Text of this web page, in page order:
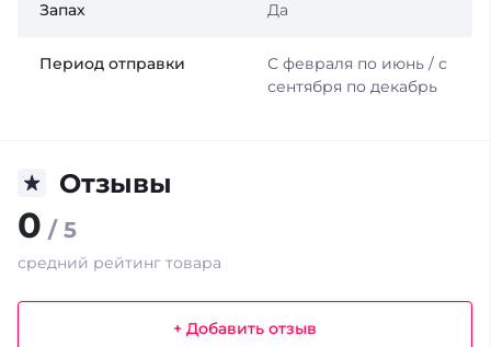
Запах Да
Период отправки
С февраля по июнь / с
сентября по декабрь
Отзывы
0 / 5
средний рейтинг товара
+ Добавить отзыв